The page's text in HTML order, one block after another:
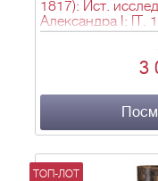
1817): Ист.
Александра I: [Т.
Михайлович. -
3
ТОП-ЛОТ